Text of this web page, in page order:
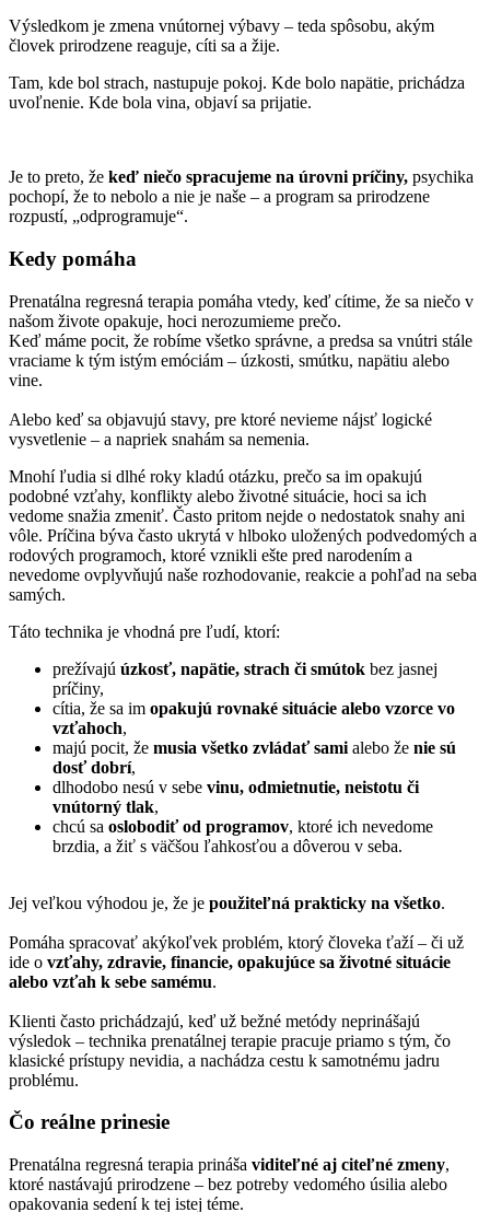
Výsledkom je zmena vnútornej výbavy – teda spôsobu, akým
človek prirodzene reaguje, cíti sa a žije.
Tam, kde bol strach, nastupuje pokoj. Kde bolo napätie, prichádza
uvoľnenie. Kde bola vina, objaví sa prijatie.
Je to preto, že keď niečo spracujeme na úrovni príčiny, psychika
pochopí, že to nebolo a nie je naše – a program sa prirodzene
rozpustí, „odprogramuje“.
Kedy pomáha
Prenatálna regresná terapia pomáha vtedy, keď cítime, že sa niečo v
našom živote opakuje, hoci nerozumieme prečo.
Keď máme pocit, že robíme všetko správne, a predsa sa vnútri stále
vraciame k tým istým emóciám – úzkosti, smútku, napätiu alebo
vine.
Alebo keď sa objavujú stavy, pre ktoré nevieme nájsť logické
vysvetlenie – a napriek snahám sa nemenia.
Mnohí ľudia si dlhé roky kladú otázku, prečo sa im opakujú
podobné vzťahy, konflikty alebo životné situácie, hoci sa ich
vedome snažia zmeniť. Často pritom nejde o nedostatok snahy ani
vôle. Príčina býva často ukrytá v hlboko uložených podvedomých a
rodových programoch, ktoré vznikli ešte pred narodením a
nevedome ovplyvňujú naše rozhodovanie, reakcie a pohľad na seba
samých.
Táto technika je vhodná pre ľudí, ktorí:
prežívajú úzkosť, napätie, strach či smútok bez jasnej
príčiny,
cítia, že sa im opakujú rovnaké situácie alebo vzorce vo
vzťahoch,
majú pocit, že musia všetko zvládať sami alebo že nie sú
dosť dobrí,
dlhodobo nesú v sebe vinu, odmietnutie, neistotu či
vnútorný tlak,
chcú sa oslobodiť od programov, ktoré ich nevedome
brzdia, a žiť s väčšou ľahkosťou a dôverou v seba.
Jej veľkou výhodou je, že je použiteľná prakticky na všetko.
Pomáha spracovať akýkoľvek problém, ktorý človeka ťaží – či už
ide o vzťahy, zdravie, financie, opakujúce sa životné situácie
alebo vzťah k sebe samému.
Klienti často prichádzajú, keď už bežné metódy neprinášajú
výsledok – technika prenatálnej terapie pracuje priamo s tým, čo
klasické prístupy nevidia, a nachádza cestu k samotnému jadru
problému.
Čo reálne prinesie
Prenatálna regresná terapia prináša viditeľné aj citeľné zmeny,
ktoré nastávajú prirodzene – bez potreby vedomého úsilia alebo
opakovania sedení k tej istej téme.